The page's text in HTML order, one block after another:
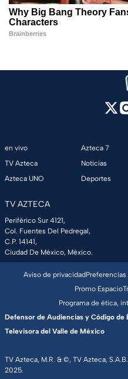
en vivo
TV Azteca
Azteca UNO
Azteca 7
Noticias
Deportes
TV AZTECA
Periférico Sur 4121,
Col. Fuentes Del Pedregal,
C.P. 14141,
Ciudad De México, México.
TV Azteca, M.R. & ©, TV Azteca,
2025.
Aviso de privacidadPreferencias
Promo Espacio
Programa de ética,
Defensor de Audiencias y Código de
Televisora del Valle de México